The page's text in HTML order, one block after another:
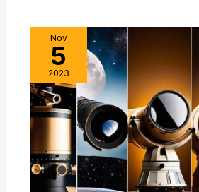
Nov
5
2023